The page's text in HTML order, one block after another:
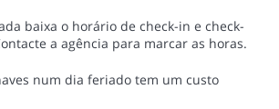
baixa o horário de check-in e check-
a agência para marcar as horas.
num dia feriado tem um custo